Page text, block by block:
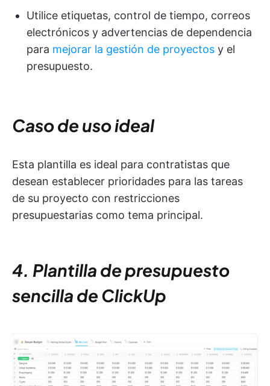
Utilice etiquetas, control de tiempo, correos
electrónicos y advertencias de dependencia
para mejorar la gestión de proyectos y el
presupuesto.
Caso de uso ideal
Esta plantilla es ideal para contratistas que
desean establecer prioridades para las tareas
de su proyecto con restricciones
presupuestarias como tema principal.
4. Plantilla de presupuesto
sencilla de ClickUp